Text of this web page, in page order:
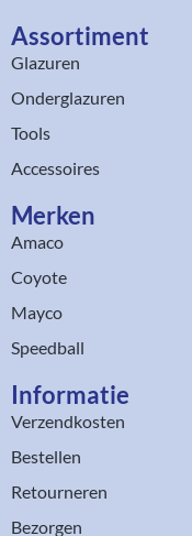
Assortiment​
Glazuren
Onderglazuren
Tools
Accessoires
Merken
Amaco
Coyote
Mayco
Speedball
Informatie
Verzendkosten
Bestellen
Retourneren
Bezorgen